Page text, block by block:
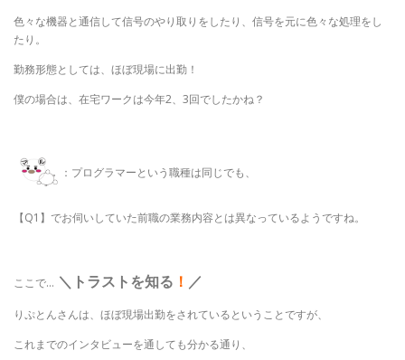
色々な機器と通信して信号のやり取りをしたり、信号を元に色々な処理をし
たり。
勤務形態としては、ほぼ現場に出勤！
僕の場合は、在宅ワークは今年2、3回でしたかね？
：プログラマーという職種は同じでも、
【Q1】でお伺いしていた前職の業務内容とは異なっているようですね。
ここで… ＼トラストを知る ！ ／
りぷとんさんは、ほぼ現場出勤をされているということですが、
これまでのインタビューを通しても分かる通り、